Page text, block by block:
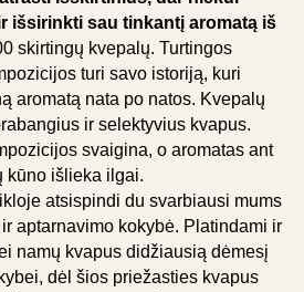
išsirinkti sau tinkantį aromatą iš
skirtingų kvepalų. Turtingos
turi savo istoriją, kuri
aromatą nata po natos. Kvepalų
ir selektyvius kvapus.
svaigina, o aromatas ant
kūno išlieka ilgai.
atsispindi du svarbiausi mums
aptarnavimo kokybė. Platindami ir
namų kvapus didžiausią dėmesį
dėl šios priežasties kvapus